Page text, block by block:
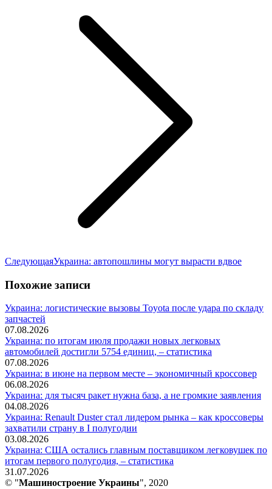
СледующаяСледующая
Украина: автопошлины могут вырасти вдвое
Похожие записи
Украина: логистические вызовы Toyota после удара по складу
запчастей
07.08.2026
Украина: по итогам июля продажи новых легковых
автомобилей достигли 5754 единиц, – статистика
07.08.2026
Украина: в июне на первом месте – экономичный кроссовер
06.08.2026
Украина: для тысяч ракет нужна база, а не громкие заявления
04.08.2026
Украина: Renault Duster стал лидером рынка – как кроссоверы
захватили страну в I полугодии
03.08.2026
Украина: США остались главным поставщиком легковушек по
итогам первого полугодия, – статистика
31.07.2026
© "Машиностроение Украины", 2020